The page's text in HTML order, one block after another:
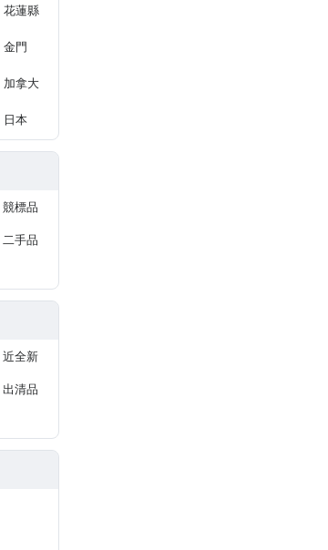
花蓮縣
金門
加拿大
日本
競標品
二手品
近全新
出清品